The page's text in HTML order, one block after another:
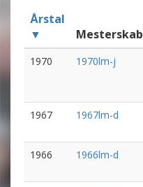
Årstal
▼
Mesterskab
1970 1970lm-j
1967 1967lm-d
1966
1966lm-d